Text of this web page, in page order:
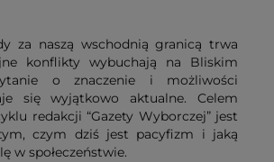
za naszą wschodnią granicą trwa
konflikty wybuchają na Bliskim
o znaczenie i możliwości
się wyjątkowo aktualne. Celem
redakcji “Gazety Wyborczej” jest
czym dziś jest pacyfizm i jaką
w społeczeństwie.